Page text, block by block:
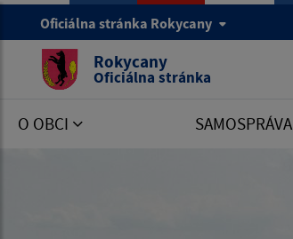
Oficiálna stránka Rokycany
Rokycany
Oficiálna stránka
O OBCI SAMOSPRÁVA